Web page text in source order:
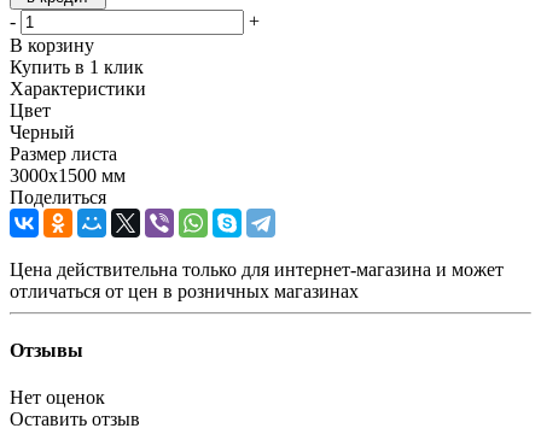
-
+
В корзину
Купить в 1 клик
Характеристики
Цвет
Черный
Размер листа
3000х1500 мм
Поделиться
Цена действительна только для интернет-магазина и может
отличаться от цен в розничных магазинах
Отзывы
Нет оценок
Оставить отзыв